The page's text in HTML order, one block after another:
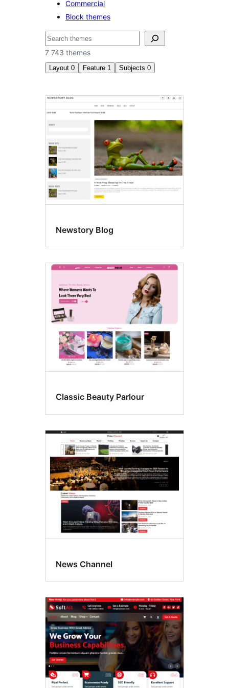
Commercial
Block themes
Пошук
7 743 themes
Layout 0 Feature 1 Subjects 0
Threaded
comments
Newstory Blog
Classic Beauty Parlour
News Channel